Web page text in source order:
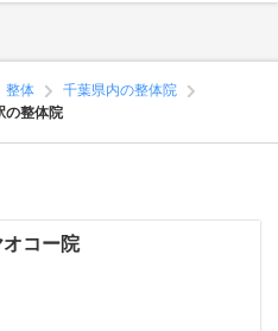
整体
千葉県内の整体院
の整体院
コー院